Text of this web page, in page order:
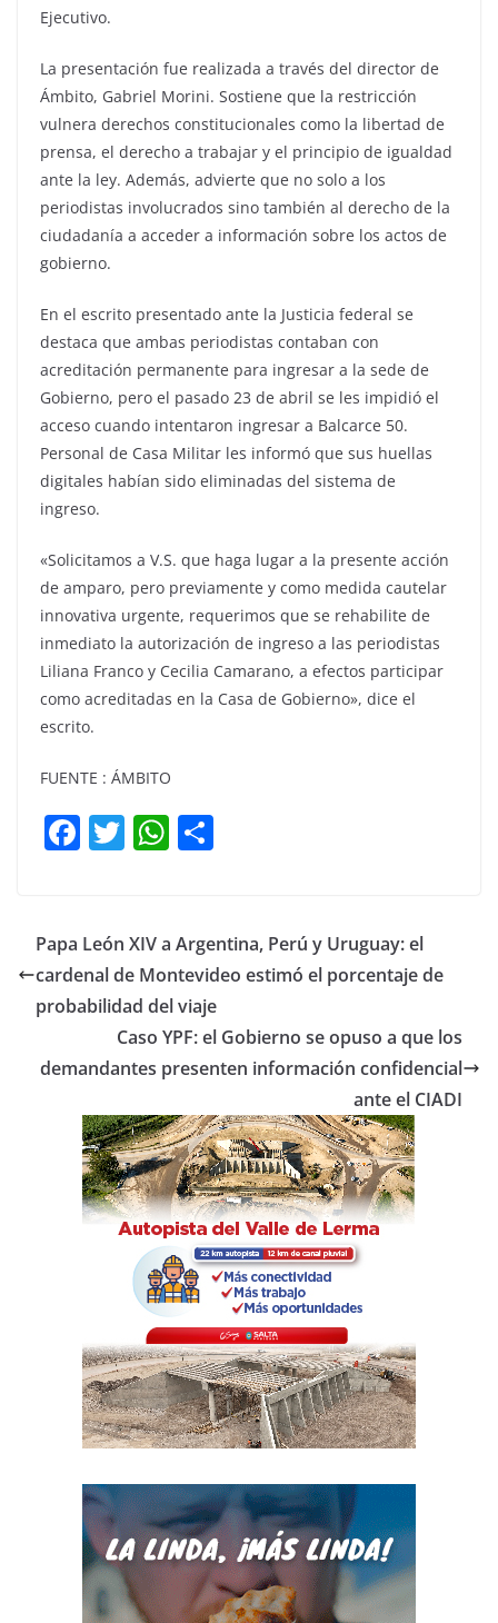
Ejecutivo.
La presentación fue realizada a través del director de
Ámbito, Gabriel Morini. Sostiene que la restricción
vulnera derechos constitucionales como la libertad de
prensa, el derecho a trabajar y el principio de igualdad
ante la ley. Además, advierte que no solo a los
periodistas involucrados sino también al derecho de la
ciudadanía a acceder a información sobre los actos de
gobierno.
En el escrito presentado ante la Justicia federal se
destaca que ambas periodistas contaban con
acreditación permanente para ingresar a la sede de
Gobierno, pero el pasado 23 de abril se les impidió el
acceso cuando intentaron ingresar a Balcarce 50.
Personal de Casa Militar les informó que sus huellas
digitales habían sido eliminadas del sistema de
ingreso.
«Solicitamos a V.S. que haga lugar a la presente acción
de amparo, pero previamente y como medida cautelar
innovativa urgente, requerimos que se rehabilite de
inmediato la autorización de ingreso a las periodistas
Liliana Franco y Cecilia Camarano, a efectos participar
como acreditadas en la Casa de Gobierno», dice el
escrito.
FUENTE : ÁMBITO
F
e
b
o
k
T
er
W
s
A
p
p
p
ar
tir
Papa León XIV a Argentina, Perú y Uruguay: el
cardenal de Montevideo estimó el porcentaje de
probabilidad del viaje
Caso YPF: el Gobierno se opuso a que los
demandantes presenten información confidencial
ante el CIADI